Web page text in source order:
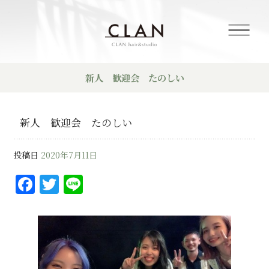
新人 歓迎会 たのしい
新人 歓迎会 たのしい
投稿日 2020年7月11日
F
a
c
e
b
T
w
it
te
r
e